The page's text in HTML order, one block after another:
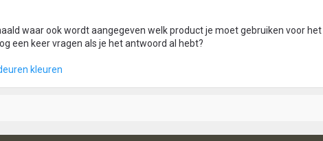
waar ook wordt aangegeven welk product je moet gebruiken voor
een keer vragen als je het antwoord al hebt?
kleuren